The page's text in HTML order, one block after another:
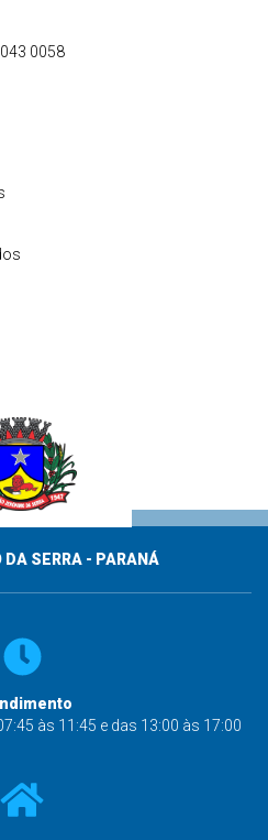
0058
DA SERRA - PARANÁ
às 11:45 e das 13:00 às 17:00